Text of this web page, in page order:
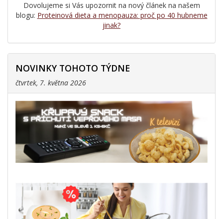
Dovolujeme si Vás upozornit na nový článek na našem
blogu: Proteinová dieta a menopauza: proč po 40 hubneme
jinak?
NOVINKY TOHOTO TÝDNE
čtvrtek, 7. května 2026